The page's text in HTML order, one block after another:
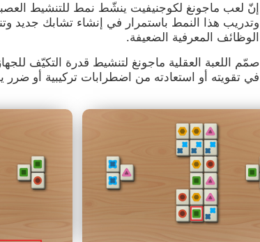
إنّ لعب ماجونغ لكوجنيفيت ينشّط نمط للتنشيط
وتدريب هذا النمط باستمرار في إنشاء تشابك جديد
الوظائف المعرفية الضعيفة.
صمّم اللعبة العقلية ماجونغ لتنشيط قدرة التكيّف
في تقويته أو استعادته من اضطرابات تركيبية أو ضرر